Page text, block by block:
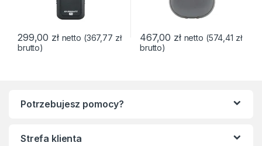
299,00 zł netto (367,77 zł
brutto)
467,00 zł netto (574,41 zł
brutto)
Potrzebujesz pomocy?
Strefa klienta